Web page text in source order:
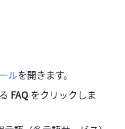
ルを開きます。
FAQ をクリックしま